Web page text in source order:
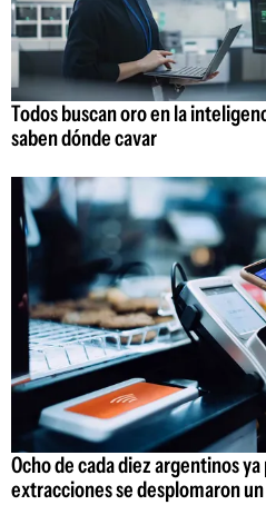
Todos buscan oro en la
saben dónde cavar
Ocho de cada diez argentinos
extracciones se desplomaron